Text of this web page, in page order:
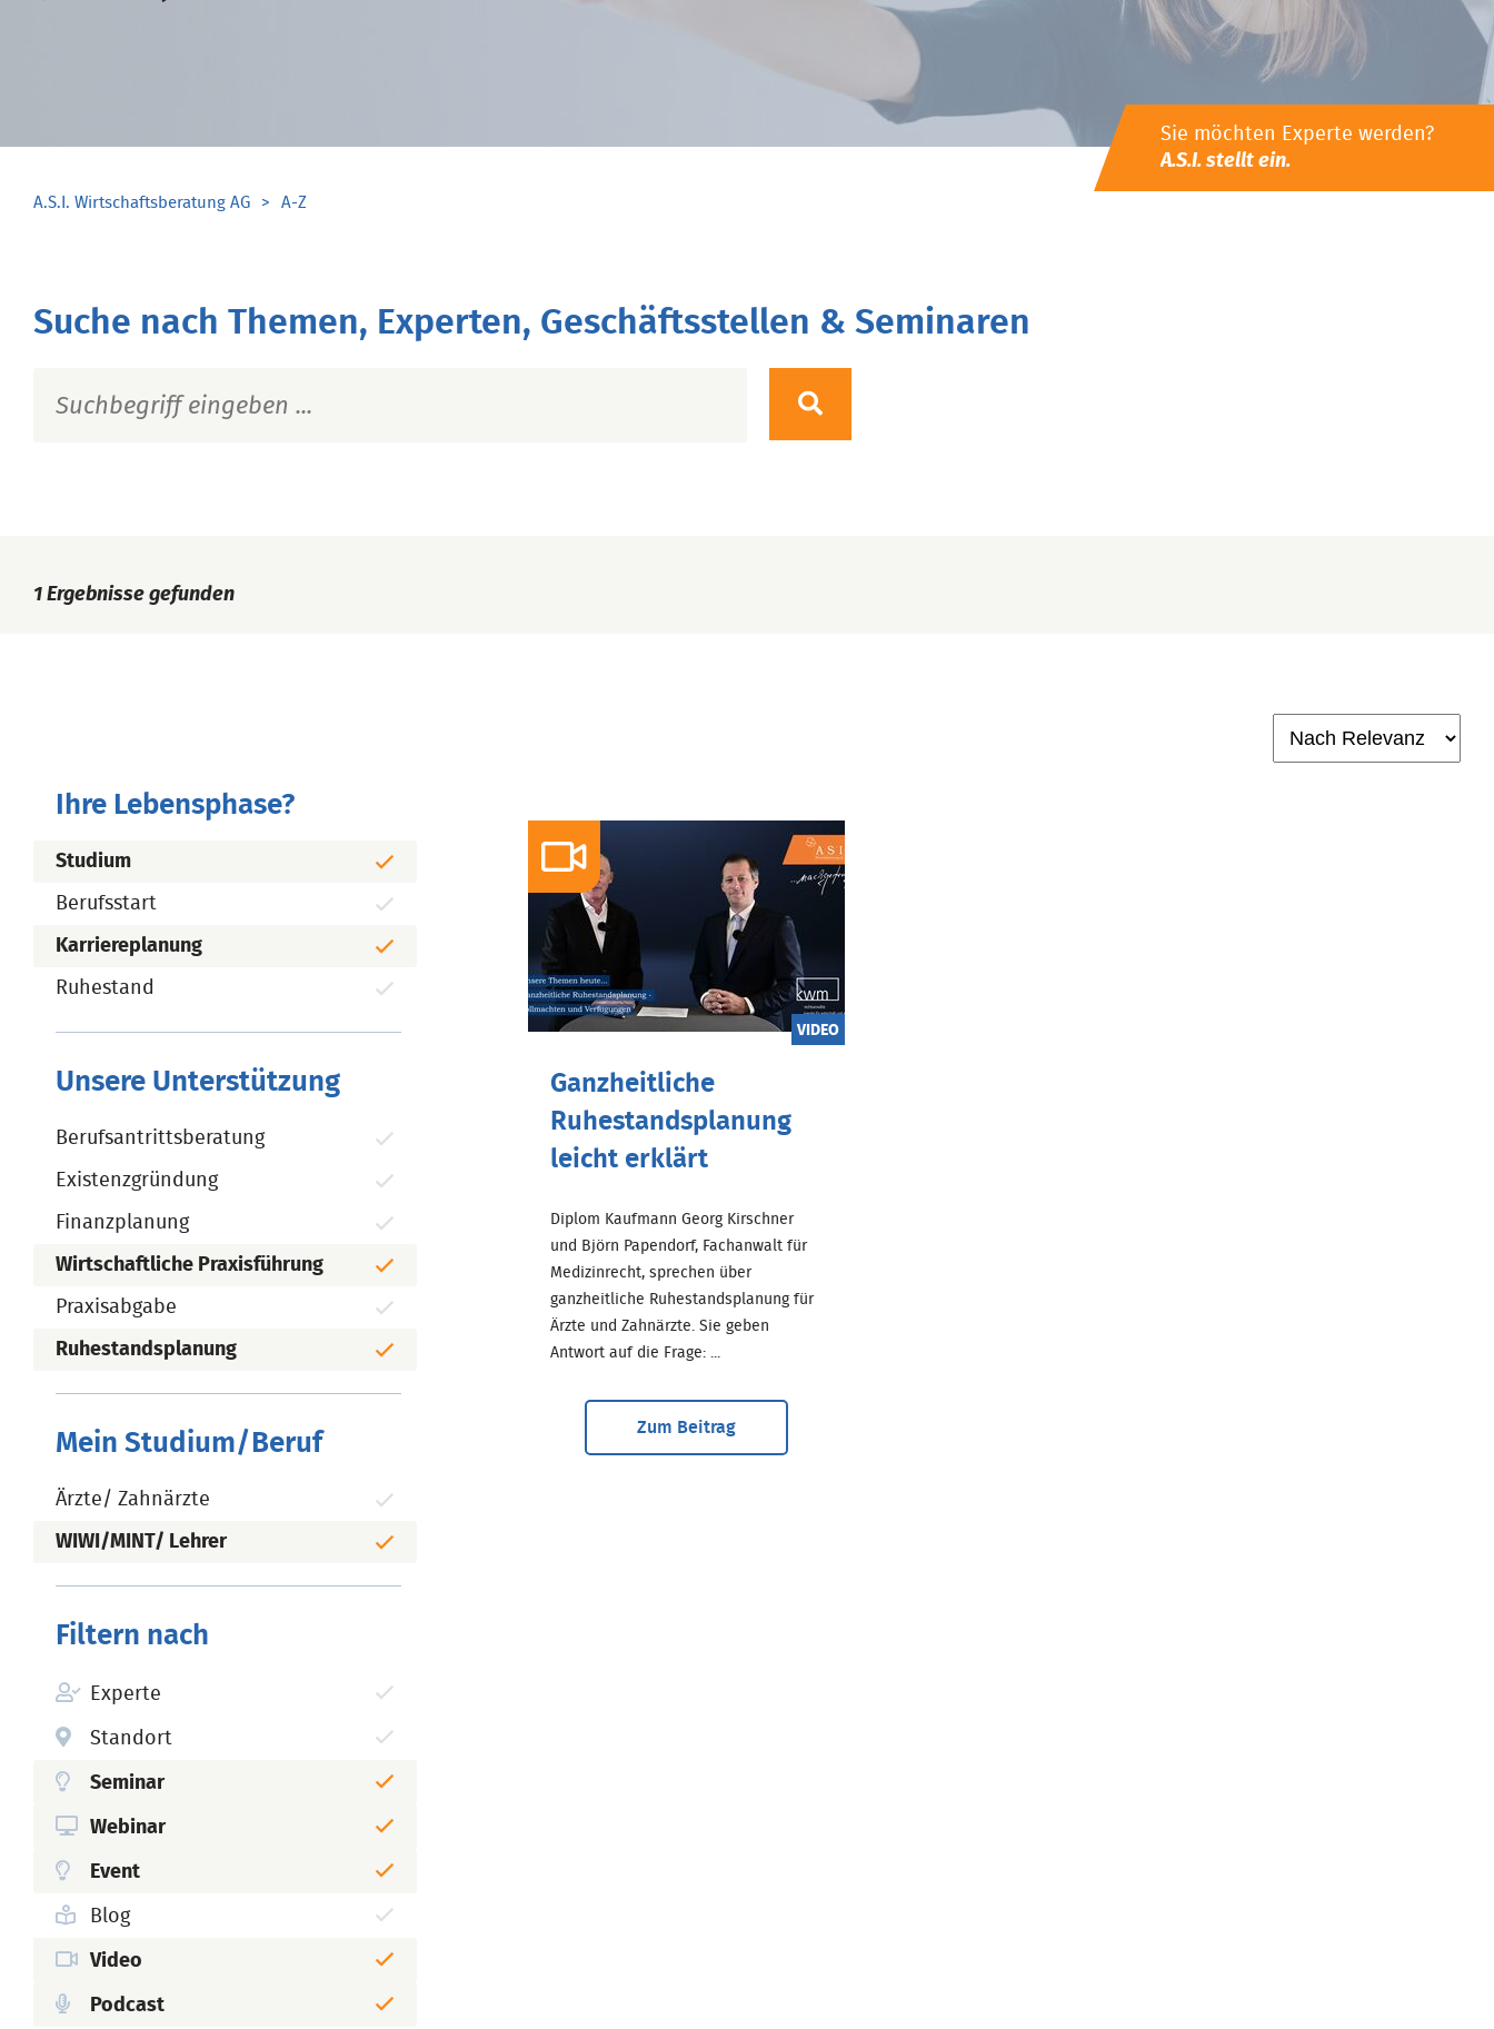
Sie möchten Experte werden?
A.S.I. stellt ein.
A.S.I. Wirtschaftsberatung AG A-Z
Suche nach Themen, Experten, Geschäftsstellen & Seminaren
1 Ergebnisse gefunden
Ihre Lebensphase?
Studium
Berufsstart
Karriereplanung
Ruhestand
Unsere Unterstützung
Berufsantrittsberatung
Existenzgründung
Finanzplanung
Wirtschaftliche Praxisführung
Praxisabgabe
Ruhestandsplanung
Mein Studium/Beruf
Ärzte/ Zahnärzte
WIWI/MINT/ Lehrer
Filtern nach
Experte
Standort
Seminar
Webinar
Event
Blog
Video
Podcast
VIDEO
Ganzheitliche
Ruhestandsplanung
leicht erklärt
Diplom Kaufmann Georg Kirschner
und Björn Papendorf, Fachanwalt für
Medizinrecht, sprechen über
ganzheitliche Ruhestandsplanung für
Ärzte und Zahnärzte. Sie geben
Antwort auf die Frage: ...
Zum Beitrag